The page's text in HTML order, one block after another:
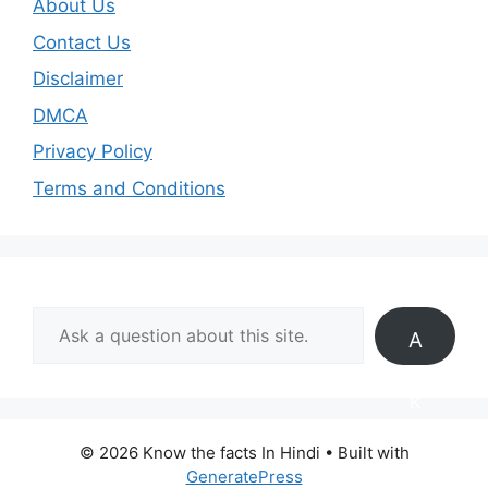
About Us
Contact Us
Disclaimer
DMCA
Privacy Policy
Terms and Conditions
A
s
© 2026 Know the facts In Hindi • Built with
GeneratePress